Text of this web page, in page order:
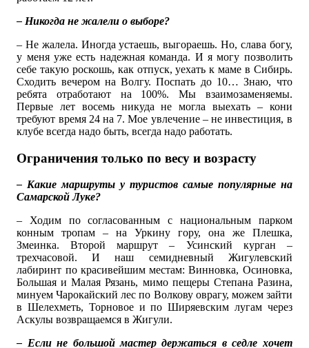
– Никогда не жалели о выборе?
– Не жалела. Иногда устаешь, выгораешь. Но, слава богу,
у меня уже есть надежная команда. И я могу позволить
себе такую роскошь, как отпуск, уехать к маме в Сибирь.
Сходить вечером на Волгу. Поспать до 10… Знаю, что
ребята отработают на 100%. Мы взаимозаменяемы.
Первые лет восемь никуда не могла выехать – кони
требуют время 24 на 7. Мое увлечение – не инвестиция, в
клубе всегда надо быть, всегда надо работать.
Ограничения только по весу и возрасту
– Какие маршруты у туристов самые популярные на
Самарской Луке?
– Ходим по согласованным с национальным парком
конным тропам – на Уркину гору, она же Плешка,
Змеинка. Второй маршрут – Усинский курган –
трехчасовой. И наш семидневный Жигулевский
лабиринт по красивейшим местам: Винновка, Осиновка,
Большая и Малая Рязань, мимо пещеры Степана Разина,
минуем Чарокайский лес по Волкову оврагу, можем зайти
в Шелехметь, Торновое и по Ширяевским лугам через
Аскулы возвращаемся в Жигули.
– Если не большой мастер держаться в седле хочет